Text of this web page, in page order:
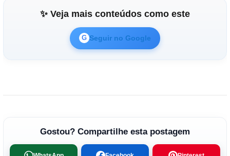
✨ Veja mais conteúdos como este
G Seguir no Google
Gostou? Compartilhe esta postagem